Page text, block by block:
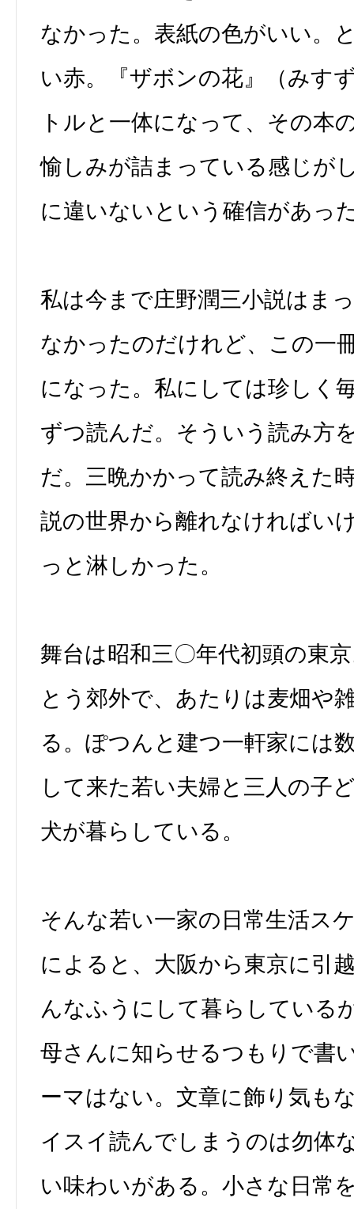
なかった。表紙の色がいい。
い赤。『ザボンの花』（みす
トルと一体になって、その本
愉しみが詰まっている感じが
に違いないという確信があっ
私は今まで庄野潤三小説はま
なかったのだけれど、この一
になった。私にしては珍しく
ずつ読んだ。そういう読み方
だ。三晩かかって読み終えた
説の世界から離れなければい
っと淋しかった。
舞台は昭和三〇年代初頭の東
とう郊外で、あたりは麦畑や
る。ぽつんと建つ一軒家には
して来た若い夫婦と三人の子
犬が暮らしている。
そんな若い一家の日常生活ス
によると、大阪から東京に引
んなふうにして暮らしている
母さんに知らせるつもりで書
ーマはない。文章に飾り気も
イスイ読んでしまうのは勿体
い味わいがある。小さな日常